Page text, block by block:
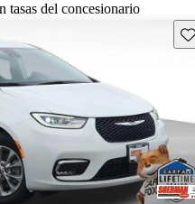
tasas del concesionario